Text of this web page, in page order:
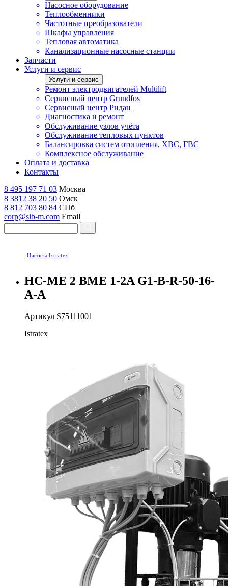
Насосное оборудование
Теплообменники
Частотные преобразователи
Шкафы управления
Тепловая автоматика
Канализационные насосные станции
Запчасти
Услуги и сервис
Услуги и сервис
Ремонт электродвигателей Multilift
Сервисный центр Grundfos
Сервисный центр Ридан
Диагностика и ремонт
Обслуживание узлов учёта
Обслуживание тепловых пунктов
Балансировка систем отопления, ХВС, ГВС
Комплексное обслуживание
Оплата и доставка
Контакты
8 495 197 71 03 Москва
8 3812 38 20 50 Омск
8 812 703 80 84 СПб
corp@sib-m.com Email
Насосы Istratex
HC-ME 2 BME 1-2A G1-B-R-50-16-
A-A
Артикул S75111001
Istratex